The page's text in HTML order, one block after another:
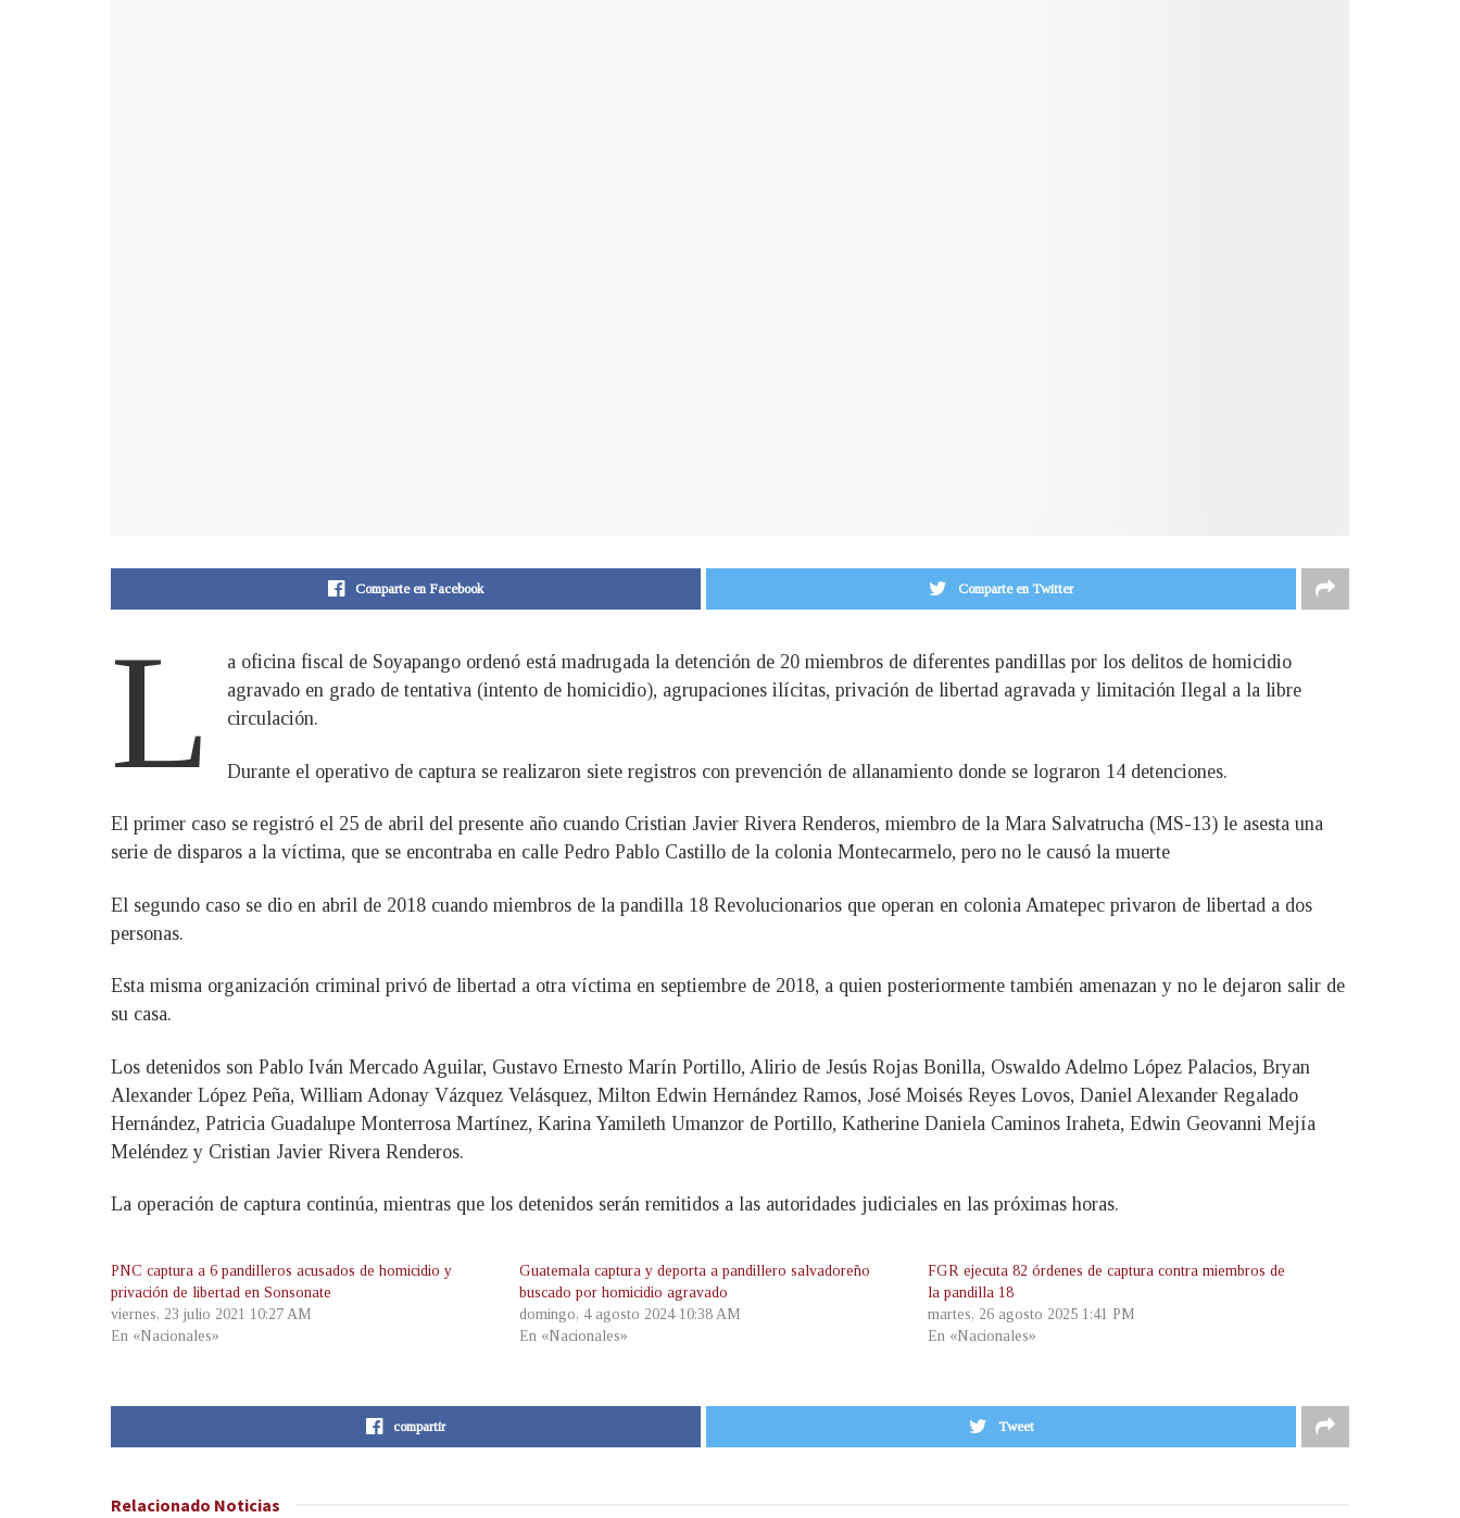
Comparte en Facebook Comparte en Twitter
L
a oficina fiscal de Soyapango ordenó está madrugada la detención de 20 miembros de diferentes pandillas por los delitos de homicidio
agravado en grado de tentativa (intento de homicidio), agrupaciones ilícitas, privación de libertad agravada y limitación Ilegal a la libre
circulación.
Durante el operativo de captura se realizaron siete registros con prevención de allanamiento donde se lograron 14 detenciones.
El primer caso se registró el 25 de abril del presente año cuando Cristian Javier Rivera Renderos, miembro de la Mara Salvatrucha (MS-13) le asesta una
serie de disparos a la víctima, que se encontraba en calle Pedro Pablo Castillo de la colonia Montecarmelo, pero no le causó la muerte
El segundo caso se dio en abril de 2018 cuando miembros de la pandilla 18 Revolucionarios que operan en colonia Amatepec privaron de libertad a dos
personas.
Esta misma organización criminal privó de libertad a otra víctima en septiembre de 2018, a quien posteriormente también amenazan y no le dejaron salir de
su casa.
Los detenidos son Pablo Iván Mercado Aguilar, Gustavo Ernesto Marín Portillo, Alirio de Jesús Rojas Bonilla, Oswaldo Adelmo López Palacios, Bryan
Alexander López Peña, William Adonay Vázquez Velásquez, Milton Edwin Hernández Ramos, José Moisés Reyes Lovos, Daniel Alexander Regalado
Hernández, Patricia Guadalupe Monterrosa Martínez, Karina Yamileth Umanzor de Portillo, Katherine Daniela Caminos Iraheta, Edwin Geovanni Mejía
Meléndez y Cristian Javier Rivera Renderos.
La operación de captura continúa, mientras que los detenidos serán remitidos a las autoridades judiciales en las próximas horas.
PNC captura a 6 pandilleros acusados de homicidio y
privación de libertad en Sonsonate
viernes, 23 julio 2021 10:27 AM
En «Nacionales»
Guatemala captura y deporta a pandillero salvadoreño
buscado por homicidio agravado
domingo, 4 agosto 2024 10:38 AM
En «Nacionales»
FGR ejecuta 82 órdenes de captura contra miembros de
la pandilla 18
martes, 26 agosto 2025 1:41 PM
En «Nacionales»
compartir Tweet
Relacionado Noticias